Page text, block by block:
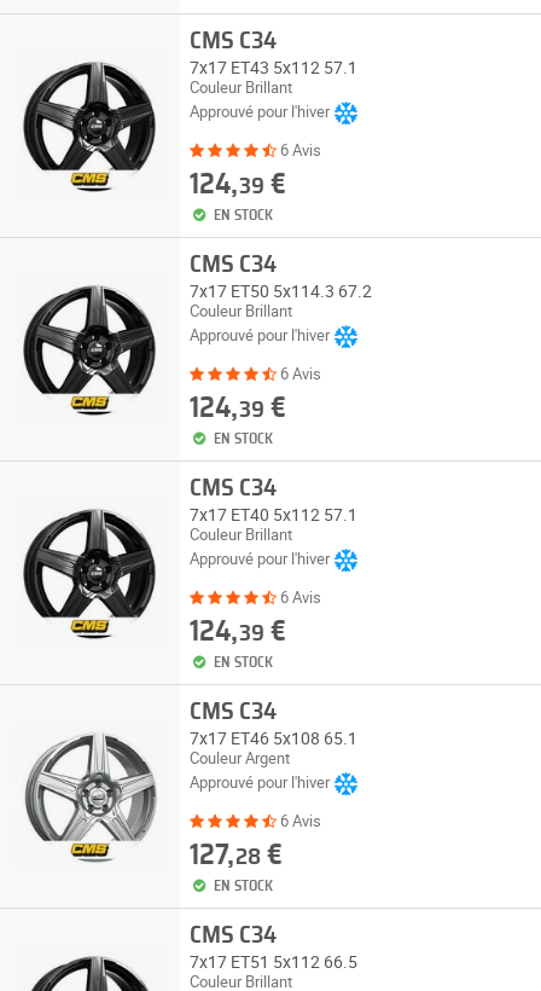
CMS C34
7x17 ET43 5x112 57.1
Couleur Brillant
Approuvé pour l'hiver
6 Avis
124,39 €
EN STOCK
CMS C34
7x17 ET50 5x114.3 67.2
Couleur Brillant
Approuvé pour l'hiver
6 Avis
124,39 €
EN STOCK
CMS C34
7x17 ET40 5x112 57.1
Couleur Brillant
Approuvé pour l'hiver
6 Avis
124,39 €
EN STOCK
CMS C34
7x17 ET46 5x108 65.1
Couleur Argent
Approuvé pour l'hiver
6 Avis
127,28€
EN STOCK
CMS C34
7x17 ET51 5x112 66.5
Couleur Brillant